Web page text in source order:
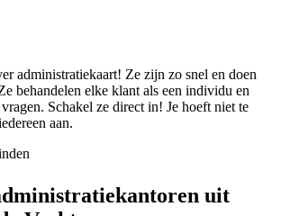
administratiekaart! Ze zijn zo snel en doen
behandelen elke klant als een individu en
Schakel ze direct in! Je hoeft niet te
aan.
uit